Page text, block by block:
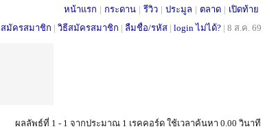
หน้าแรก | กระดาน | รีวิว | ประมูล | ตลาด | เปิดท้าย
สมัครสมาชิก | วิธีสมัครสมาชิก | ลืมชื่อ/รหัส | login ไม่ได้? | 8 ส.ค. 69
ผลลัพธ์ที่ 1 - 1 จากประมาณ 1 เรคคอร์ด ใช้เวลาค้นหา 0.00 วินาที